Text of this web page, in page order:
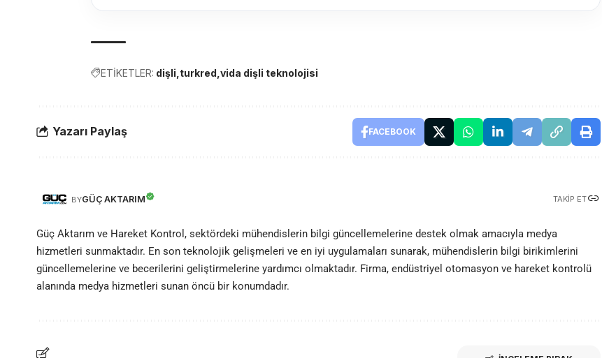
ETİKETLER: dişli turkred vida dişli teknolojisi
Yazarı Paylaş FACEBOOK
BYGÜÇ AKTARIM TAKIP ET
Güç Aktarım ve Hareket Kontrol, sektördeki mühendislerin bilgi güncellemelerine destek olmak amacıyla medya
hizmetleri sunmaktadır. En son teknolojik gelişmeleri ve en iyi uygulamaları sunarak, mühendislerin bilgi birikimlerini
güncellemelerine ve becerilerini geliştirmelerine yardımcı olmaktadır. Firma, endüstriyel otomasyon ve hareket kontrolü
alanında medya hizmetleri sunan öncü bir konumdadır.